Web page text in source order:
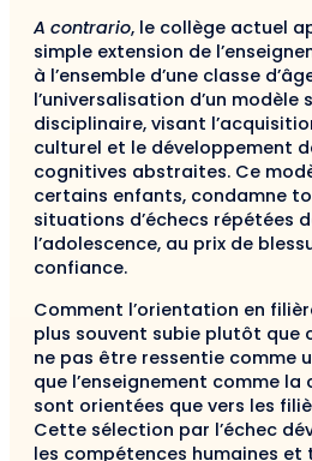
A contrario, le collège actuel
simple extension de
à l’ensemble d’une classe
l’universalisation d’un modèle
disciplinaire, visant
culturel et le développement
cognitives abstraites. Ce
certains enfants, condamne
situations d’échecs répétées
l’adolescence, au prix de
confiance.
Comment l’orientation en
plus souvent subie plutôt que
ne pas être ressentie comme
que l’enseignement comme la
sont orientées que vers les
Cette sélection par l’échec
les compétences humaines et